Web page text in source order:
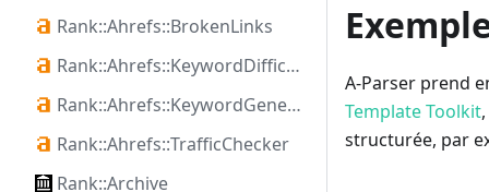
Rank::Ahrefs::BrokenLinks
Rank::Ahrefs::KeywordDifficulty
Rank::Ahrefs::KeywordGenerator
Rank::Ahrefs::TrafficChecker
Rank::Archive
A-Parser prend
Template Toolkit
structurée, par